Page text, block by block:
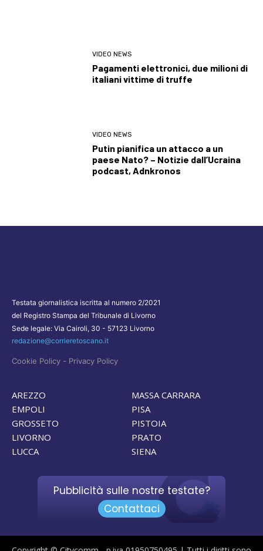
VIDEO NEWS
Pagamenti elettronici, due milioni di
italiani vittime di truffe
VIDEO NEWS
Putin pianifica un attacco a un
paese Nato? – Notizie dall’Ucraina
podcast, Adnkronos
Testata giornalistica iscritta al numero 2/2021
del Registro Stampa del Tribunale di Livorno
Sede legale: Via Cairoli, 30 - 57123 Livorno
redazione@corrieretoscano.it
Cookie Policy - Privacy Policy
AREZZO
EMPOLI
GROSSETO
LIVORNO
LUCCA
MASSA CARRARA
PISA
PISTOIA
PRATO
SIENA
Pubblicità sulle nostre testate?
Contattaci